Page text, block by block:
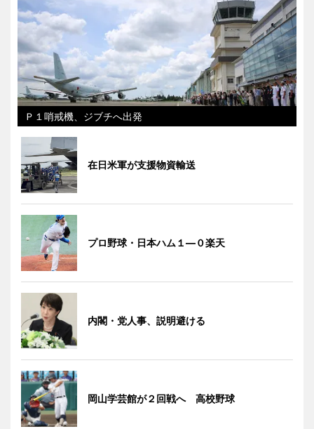
Ｐ１哨戒機、ジブチへ出発
在日米軍が支援物資輸送
プロ野球・日本ハム１―０楽天
内閣・党人事、説明避ける
岡山学芸館が２回戦へ 高校野球